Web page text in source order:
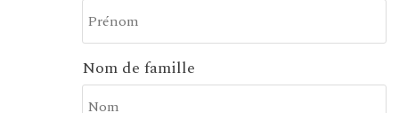
Nom de famille